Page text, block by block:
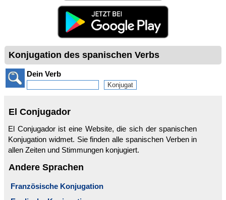
Konjugation des spanischen Verbs
Dein Verb
El Conjugador
El Conjugador ist eine Website, die sich der spanischen
Konjugation widmet. Sie finden alle spanischen Verben in
allen Zeiten und Stimmungen konjugiert.
Andere Sprachen
Französische Konjugation